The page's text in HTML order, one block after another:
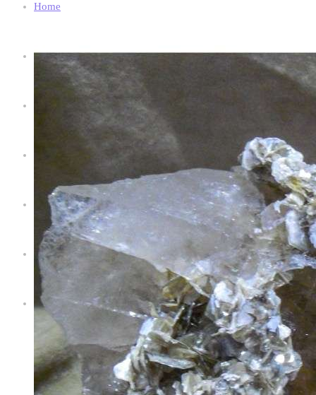
Home
Chi Siamo
Territorio
Blog
Contatti